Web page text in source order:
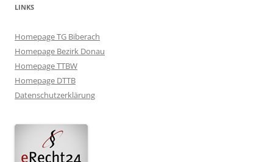
LINKS
Homepage TG Biberach
Homepage Bezirk Donau
Homepage TTBW
Homepage DTTB
Datenschutzerklärung